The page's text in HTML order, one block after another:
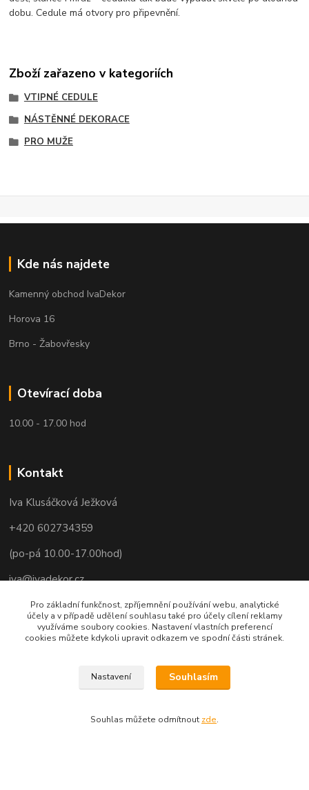
dobu. Cedule má otvory pro připevnění.
Zboží zařazeno v kategoriích
VTIPNÉ CEDULE
NÁSTĚNNÉ DEKORACE
PRO MUŽE
Kde nás najdete
Kamenný obchod IvaDekor
Horova 16
Brno - Žabovřesky
Otevírací doba
10.00 - 17.00 hod
Kontakt
Iva Klusáčková Ježková
+420 602734359
(po-pá 10.00-17.00hod)
iva@ivadekor.cz
Pro základní funkčnost, zpříjemnění používání webu, analytické
účely a v případě udělení souhlasu také pro účely cílení reklamy
využíváme soubory cookies. Nastavení vlastních preferencí
cookies můžete kdykoli upravit odkazem ve spodní části stránek.
Nastavení Souhlasím
Souhlas můžete odmítnout zde.